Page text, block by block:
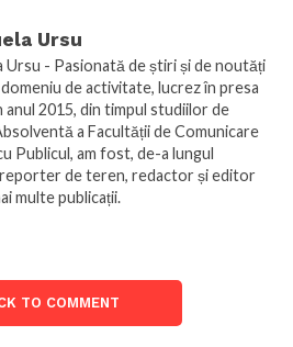
Ursu
Ursu - Pasionată de știri și de noutăți
de activitate, lucrez în presa
anul 2015, din timpul studiilor de
a Facultății de Comunicare
Publicul, am fost, de-a lungul
de teren, redactor și editor
multe publicații.
TO COMMENT